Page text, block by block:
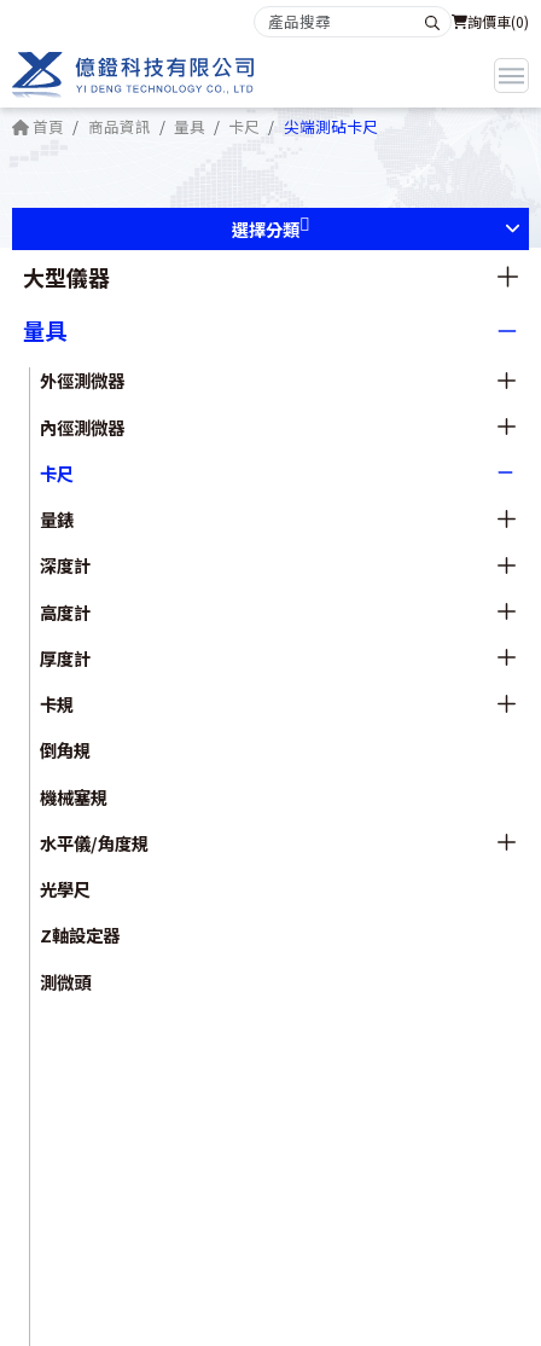
詢價車(0)
首頁 商品資訊 量具 卡尺 尖端測砧卡尺
選擇分類
大型儀器
量具
外徑測微器
內徑測微器
卡尺
量錶
深度計
高度計
厚度計
卡規
倒角規
機械塞規
水平儀/角度規
光學尺
Z軸設定器
測微頭